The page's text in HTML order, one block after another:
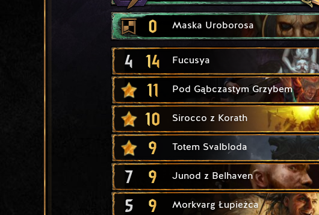
0 Maska Uroborosa
4 14 Fucusya
11 Pod Gąbczastym Grzybem
10 Sirocco z Korath
9 Totem Svalbloda
7 9 Junod z Belhaven
5 9 Morkvarg Łupieżca